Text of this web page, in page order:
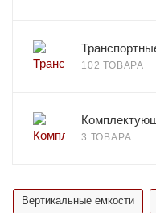
102 ТОВАРА
3 ТОВАРА
Вертикальные емкости